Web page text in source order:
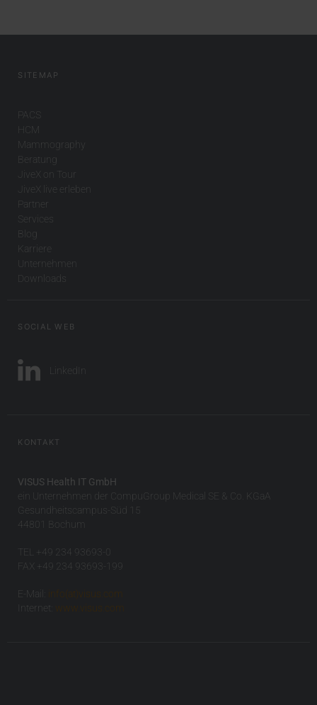
SITEMAP
PACS
HCM
Mammography
Beratung
JiveX on Tour
JiveX live erleben
Partner
Services
Blog
Karriere
Unternehmen
Downloads
SOCIAL WEB
LinkedIn
KONTAKT
VISUS Health IT GmbH
ein Unternehmen der CompuGroup Medical SE & Co. KGaA
Gesundheitscampus-Süd 15
44801 Bochum
TEL +49 234 93693-0
FAX +49 234 93693-199
E-Mail:
info(at)visus.com
Internet:
www.visus.com